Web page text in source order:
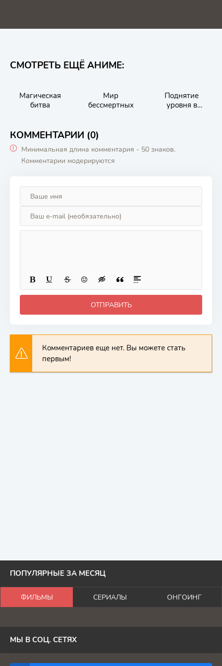
СМОТРЕТЬ ЕЩЁ АНИМЕ:
Магическая
битва
Мир
бессмертных
Поднятие
уровня в
КОММЕНТАРИИ (0)
Минимальная длина комментария - 50 знаков.
Комментарии модерируются
ОТПРАВИТЬ
Комментариев еще нет. Вы можете стать
первым!
ПОПУЛЯРНЫЕ ЗА МЕСЯЦ
ФИЛЬМЫ СЕРИАЛЫ ОНГОИНГ
МЫ В СОЦ. СЕТЯХ